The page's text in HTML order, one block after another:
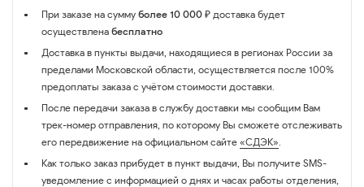
При заказе на сумму более 10 000 ₽ доставка будет
осуществлена бесплатно
Доставка в пункты выдачи, находящиеся в регионах России за
пределами Московской области, осуществляется после 100%
предоплаты заказа с учётом стоимости доставки.
После передачи заказа в службу доставки мы сообщим Вам
трек-номер отправления, по которому Вы сможете отслеживать
его передвижение на официальном сайте «СДЭК».
Как только заказ прибудет в пункт выдачи, Вы получите SMS-
уведомление с информацией о днях и часах работы отделения,